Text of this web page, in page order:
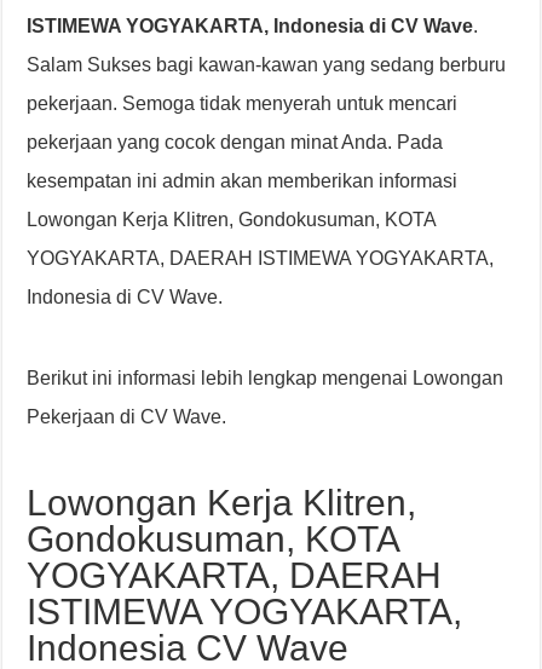
ISTIMEWA YOGYAKARTA, Indonesia di CV Wave.
Salam Sukses bagi kawan-kawan yang sedang berburu
pekerjaan. Semoga tidak menyerah untuk mencari
pekerjaan yang cocok dengan minat Anda. Pada
kesempatan ini admin akan memberikan informasi
Lowongan Kerja Klitren, Gondokusuman, KOTA
YOGYAKARTA, DAERAH ISTIMEWA YOGYAKARTA,
Indonesia di CV Wave.
Berikut ini informasi lebih lengkap mengenai Lowongan
Pekerjaan di CV Wave.
Lowongan Kerja Klitren,
Gondokusuman, KOTA
YOGYAKARTA, DAERAH
ISTIMEWA YOGYAKARTA,
Indonesia CV Wave